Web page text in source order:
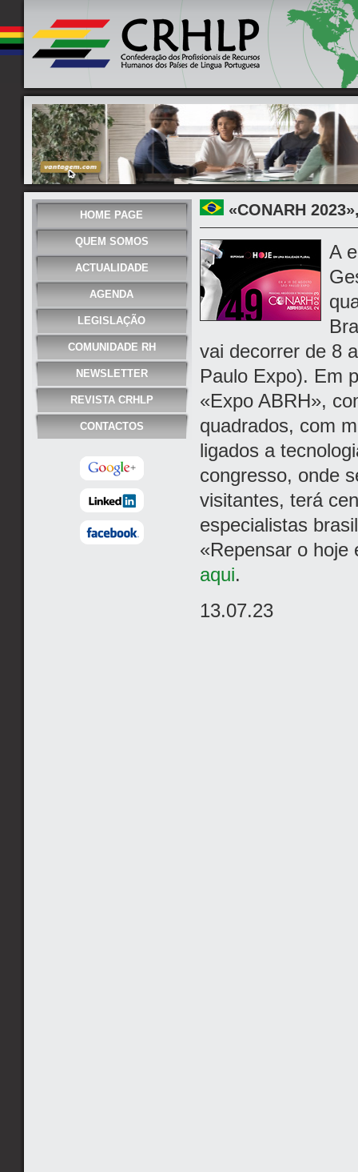
HOME PAGE
QUEM SOMOS
ACTUALIDADE
AGENDA
LEGISLAÇÃO
COMUNIDADE RH
NEWSLETTER
REVISTA CRHLP
CONTACTOS
«CONARH
A
vai decorrer de 8
Paulo Expo). Em
«Expo ABRH»,
quadrados, com
ligados a
congresso, onde
visitantes, terá
especialistas
«Repensar o hoje
aqui.
13.07.23